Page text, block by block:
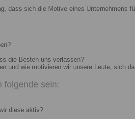
dass sich die Motive eines Unternehmens
die Besten uns verlassen?
und wie motivieren wir unsere Leute, sich
folgende sein:
diese aktiv?